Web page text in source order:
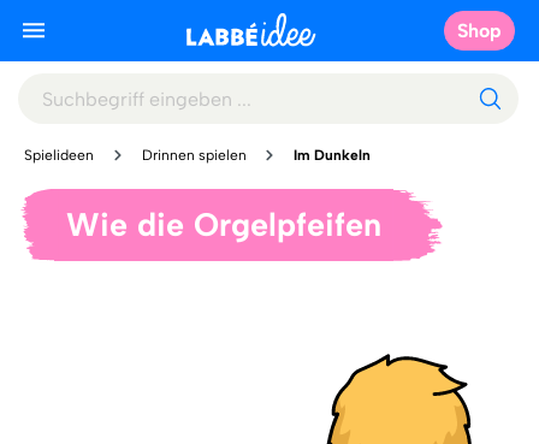
Shop
Spielideen Drinnen spielen Im Dunkeln
Wie die Orgelpfeifen